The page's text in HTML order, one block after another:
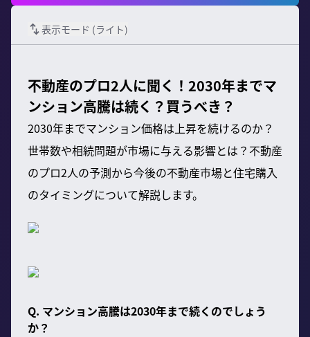
表示モード (ライト)
不動産のプロ2人に聞く！2030年までマ
ンション高騰は続く？買うべき？
2030年までマンション価格は上昇を続けるのか？
世帯数や相続問題が市場に与える影響とは？不動産
のプロ2人の予測から今後の不動産市場と住宅購入
のタイミングについて解説します。
Q. マンション高騰は2030年まで続くのでしょう
か？